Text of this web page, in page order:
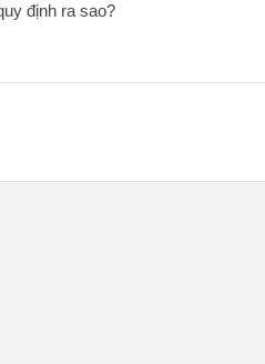
định ra sao?